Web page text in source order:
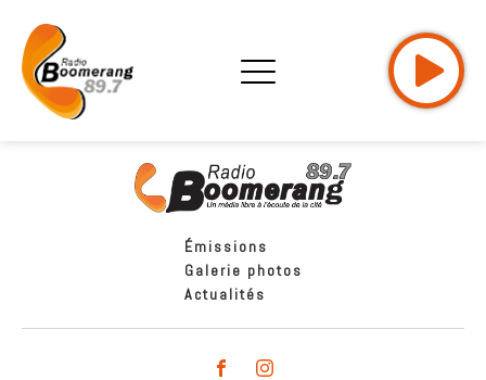
Émissions
Galerie photos
Actualités